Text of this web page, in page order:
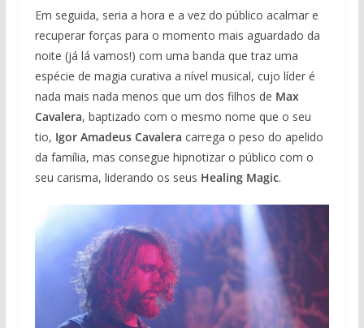
Em seguida, seria a hora e a vez do público acalmar e
recuperar forças para o momento mais aguardado da
noite (já lá vamos!) com uma banda que traz uma
espécie de magia curativa a nível musical, cujo líder é
nada mais nada menos que um dos filhos de Max
Cavalera, baptizado com o mesmo nome que o seu
tio, Igor Amadeus Cavalera carrega o peso do apelido
da família, mas consegue hipnotizar o público com o
seu carisma, liderando os seus Healing Magic.